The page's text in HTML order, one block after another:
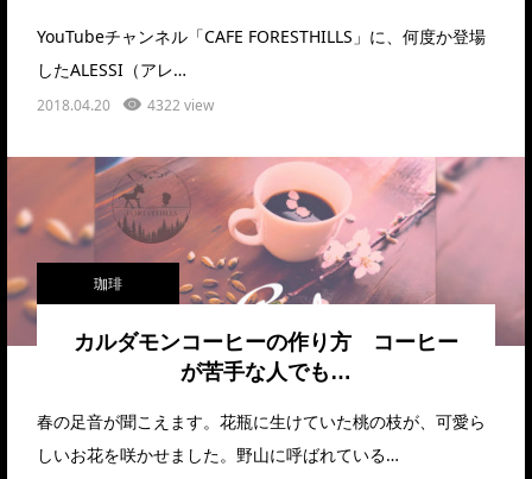
YouTubeチャンネル「CAFE FORESTHILLS」に、何度か登場
したALESSI（アレ…
2018.04.20 4322 view
珈琲
カルダモンコーヒーの作り方 コーヒー
が苦手な人でも…
春の足音が聞こえます。花瓶に生けていた桃の枝が、可愛ら
しいお花を咲かせました。野山に呼ばれている…